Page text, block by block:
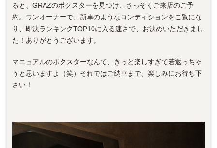
ると、GRAZのボクスターを見つけ、さっそくご来店のご予
約。ワンオーナーで、新車のようなコンディションをご覧にな
り、即決ランキングTOP10に入る速さで、お決めいただきまし
た！ありがとうございます。
マニュアルのボクスターなんて、きっと楽しすぎて若返っちゃ
うと思いますよ（笑）それではご納車まで、楽しみにお待ち下
さい！